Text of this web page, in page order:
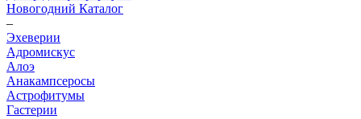
Новогодний Каталог
–
Эхеверии
Адромискус
Алоэ
Анакампсеросы
Астрофитумы
Гастерии